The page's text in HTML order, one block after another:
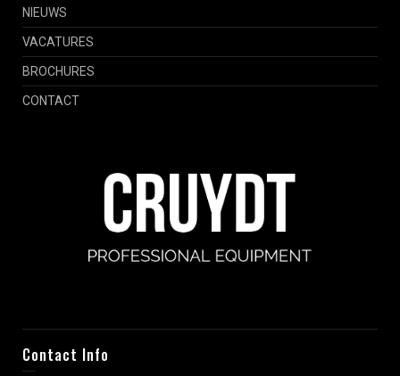
NIEUWS
VACATURES
BROCHURES
CONTACT
Contact Info